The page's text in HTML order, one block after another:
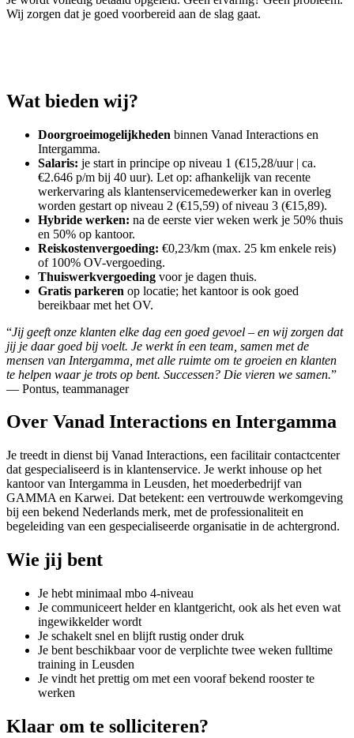
Wij zorgen dat je goed voorbereid aan de slag gaat.
Wat bieden wij?
Doorgroeimogelijkheden binnen Vanad Interactions en
Intergamma.
Salaris: je start in principe op niveau 1 (€15,28/uur | ca.
€2.646 p/m bij 40 uur). Let op: afhankelijk van recente
werkervaring als klantenservicemedewerker kan in overleg
worden gestart op niveau 2 (€15,59) of niveau 3 (€15,89).
Hybride werken: na de eerste vier weken werk je 50% thuis
en 50% op kantoor.
Reiskostenvergoeding: €0,23/km (max. 25 km enkele reis)
of 100% OV-vergoeding.
Thuiswerkvergoeding voor je dagen thuis.
Gratis parkeren op locatie; het kantoor is ook goed
bereikbaar met het OV.
“Jij geeft onze klanten elke dag een goed gevoel – en wij zorgen dat
jij je daar goed bij voelt. Je werkt ín een team, samen met de
mensen van Intergamma, met alle ruimte om te groeien en klanten
te helpen waar je trots op bent. Successen? Die vieren we samen.”
— Pontus, teammanager
Over Vanad Interactions en Intergamma
Je treedt in dienst bij Vanad Interactions, een facilitair contactcenter
dat gespecialiseerd is in klantenservice. Je werkt inhouse op het
kantoor van Intergamma in Leusden, het moederbedrijf van
GAMMA en Karwei. Dat betekent: een vertrouwde werkomgeving
bij een bekend Nederlands merk, met de professionaliteit en
begeleiding van een gespecialiseerde organisatie in de achtergrond.
Wie jij bent
Je hebt minimaal mbo 4-niveau
Je communiceert helder en klantgericht, ook als het even wat
ingewikkelder wordt
Je schakelt snel en blijft rustig onder druk
Je bent beschikbaar voor de verplichte twee weken fulltime
training in Leusden
Je vindt het prettig om met een vooraf bekend rooster te
werken
Klaar om te solliciteren?